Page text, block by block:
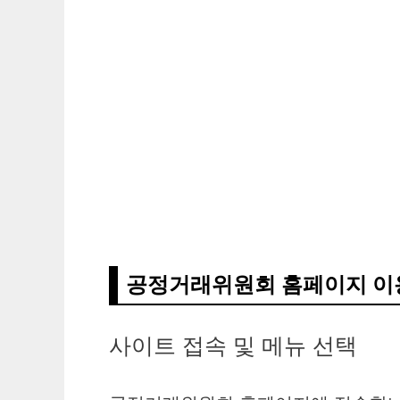
공정거래위원회 홈페이지
사이트 접속 및 메뉴 선택